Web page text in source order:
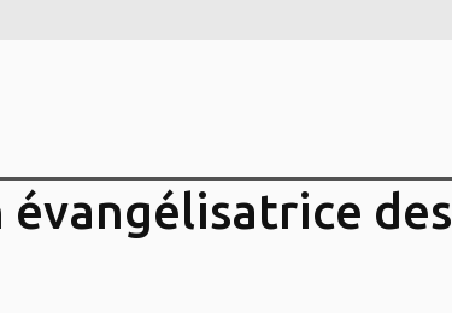
évangélisatrice des